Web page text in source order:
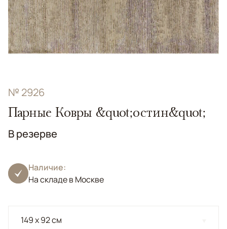
№ 2926
Парные Ковры &quot;остин&quot;
В резерве
Наличие:
На складе в Москве
149 x 92 см